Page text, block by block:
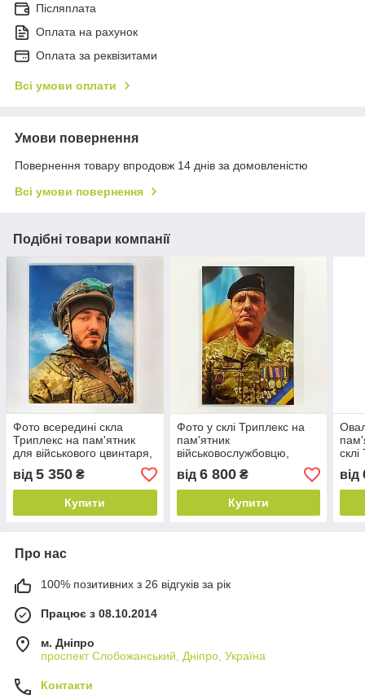
Післяплата
Оплата на рахунок
Оплата за реквізитами
Всі умови оплати
Умови повернення
Повернення товару впродовж 14 днів за домовленістю
Всі умови повернення
Подібні товари компанії
Фото всередині скла
Триплекс на пам'ятник
для військового цвинтаря,
30х40 см, товщина 8 мм
(4+4)
від 5 350 ₴
Купити
Фото у склі Триплекс на
пам'ятник
військовослужбовцю,
40х60 см, товщина 12 мм
(6+6)
від 6 800₴
Купити
від
Про нас
100% позитивних з 26 відгуків за рік
Працює з 08.10.2014
м. Дніпро
проспект Слобожанський, Дніпро, Україна
Контакти